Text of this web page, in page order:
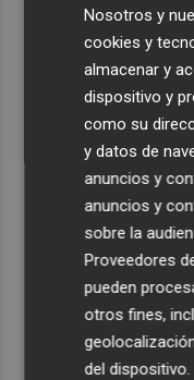
infraestructuras
con discapacidad
La movilidad el 12
eclipse con hasta
adicionales
Recibe
Plaza
Nosotros y
cookies y
almacenar y
dispositivo y
como su
y datos de
anuncios y
anuncios y
sobre la
Proveedores
pueden
otros fines,
del